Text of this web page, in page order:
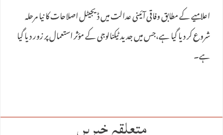
اعلامیے کے مطابق وفاقی آئینی عدالت میں ڈیجیٹل اصلاحات کا نیا مرحلہ
شروع کر دیا گیا ہے،جس میں جدید ٹیکنالوجی کے مؤثر استعمال پر زور دیا گیا
ہے۔
متعلقہ خبریں